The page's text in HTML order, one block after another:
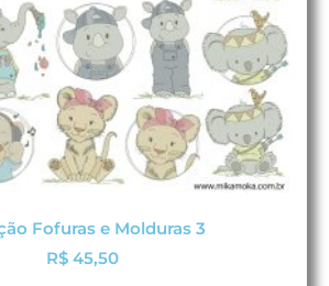
Fofuras e Molduras 3
R$ 45,50